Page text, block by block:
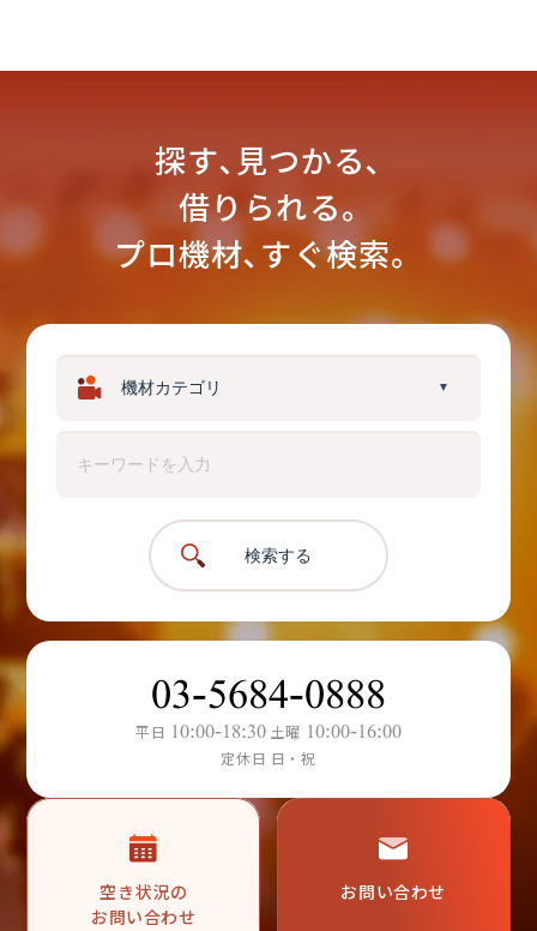
探す､見つかる､
借りられる｡
プロ機材､すぐ検索。
▼
検索する
03-5684-0888
平日 10:00-18:30 土曜 10:00-16:00
定休日 日・祝
空き状況の
お問い合わせ
お問い合わせ